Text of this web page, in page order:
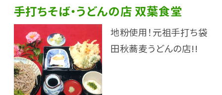
手打ちそば・うどんの店 双葉食堂
地粉使用！元祖手打ち袋
田秋蕎麦うどんの店!!